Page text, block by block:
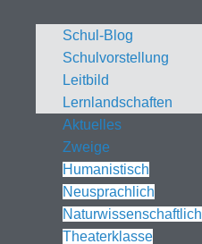
Schul-Blog
Schulvorstellung
Leitbild
Lernlandschaften
Aktuelles
Zweige
Humanistisch
Neusprachlich
Naturwissenschaftlich
Theaterklasse